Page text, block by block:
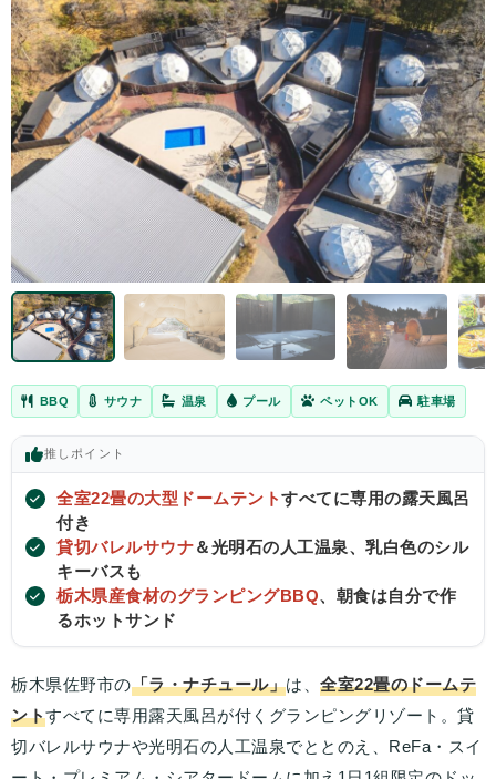
BBQ サウナ 温泉 プール ペットOK 駐車場
推し ポイント
全室22畳の大型ドームテントすべてに専用の露天風呂
付き
貸切バレルサウナ＆光明石の人工温泉、乳白色のシル
キーバスも
栃木県産食材のグランピングBBQ、朝食は自分で作
るホットサンド
栃木県佐野市の「ラ・ナチュール」は、 全室22畳のドームテ
ントすべてに専用露天風呂が付くグランピングリゾート。貸
切バレルサウナや光明石の人工温泉でととのえ、ReFa・スイ